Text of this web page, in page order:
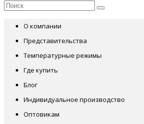
О компании
Представительства
Температурные режимы
Где купить
Блог
Индивидуальное производство
Оптовикам